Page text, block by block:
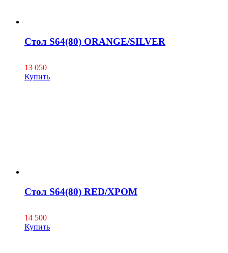
Стол S64(80) ORANGE/SILVER
13 050
Купить
Стол S64(80) RED/ХРОМ
14 500
Купить